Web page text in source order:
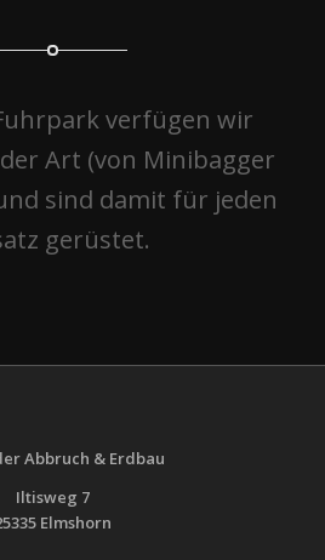
verfügen wir
Art (von Minibagger
sind damit für jeden
gerüstet.
Abbruch & Erdbau
Iltisweg 7
Elmshorn